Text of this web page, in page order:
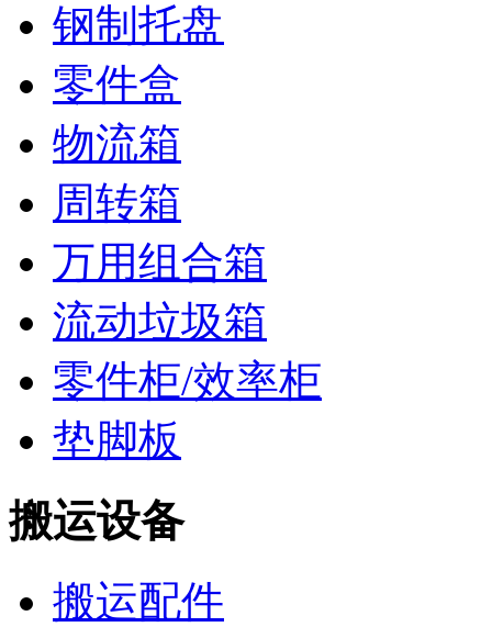
钢制托盘
零件盒
物流箱
周转箱
万用组合箱
流动垃圾箱
零件柜/效率柜
垫脚板
搬运设备
搬运配件